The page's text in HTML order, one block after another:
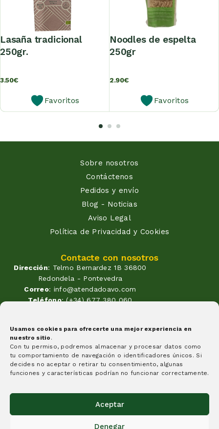
Usamos cookies para ofrecerte una mejor experiencia en
nuestro sitio .
Con tu permiso, podremos almacenar y procesar datos como
tu comportamiento de navegación o identificadores únicos. Si
decides no aceptar o retirar tu consentimiento, algunas
funciones y características podrían no funcionar correctamente.
Aceptar
Denegar
lasaña tradicional
250gr.
3.50€
Favoritos
noodles de espelta
250gr
2.90€
Favoritos
Sobre nosotros
Contáctenos
Pedidos y envío
Blog - Noticias
Aviso Legal
Política de Privacidad y Cookies
Contacte con nosotros
Dirección: Telmo Bernardez 1B 36800
Redondela - Pontevedra
Correo: info@atendadoavo.com
Teléfono: (+34) 677 380 060
09:30 a 14:00 y de 17:00 a 20:00
Sabados de 09:30 a 14:00
Formas de pago